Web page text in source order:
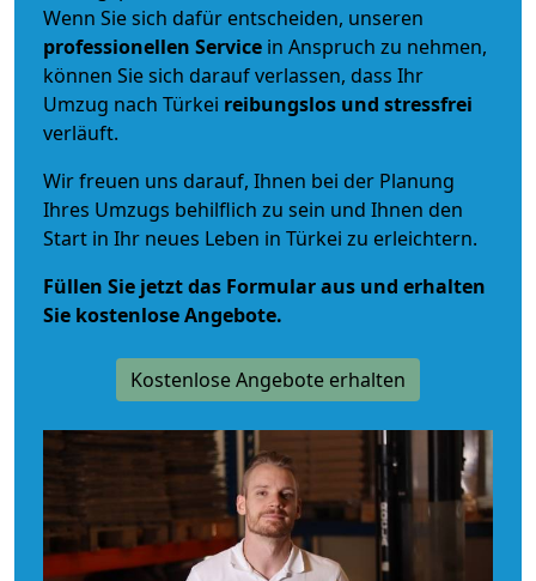
Wenn Sie sich dafür entscheiden, unseren
professionellen Service in Anspruch zu nehmen,
können Sie sich darauf verlassen, dass Ihr
Umzug nach Türkei reibungslos und stressfrei
verläuft.
Wir freuen uns darauf, Ihnen bei der Planung
Ihres Umzugs behilflich zu sein und Ihnen den
Start in Ihr neues Leben in Türkei zu erleichtern.
Füllen Sie jetzt das Formular aus und erhalten
Sie kostenlose Angebote.
Kostenlose Angebote erhalten